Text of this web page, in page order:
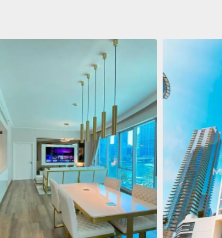
708 447 $
Tower
Tower, Marina Promenade,
Квартира
Pelagos by